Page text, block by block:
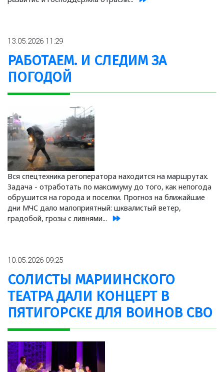
13.05.2026 11:29
РАБОТАЕМ. И СЛЕДИМ ЗА
ПОГОДОЙ
Вся спецтехника регоператора находится на маршрутах.
Задача - отработать по максимуму до того, как непогода
обрушится на города и поселки. Прогноз на ближайшие
дни МЧС дало малоприятный: шквалистый ветер,
градобой, грозы с ливнями...
10.05.2026 09:25
СОЛИСТЫ МАРИИНСКОГО
ТЕАТРА ДАЛИ КОНЦЕРТ В
ПЯТИГОРСКЕ ДЛЯ ВОИНОВ СВО